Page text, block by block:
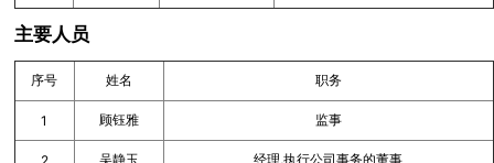
主要人员
序号 姓名 职务
1 顾钰雅 监事
吴静玉 经理,执行公司事务的董事